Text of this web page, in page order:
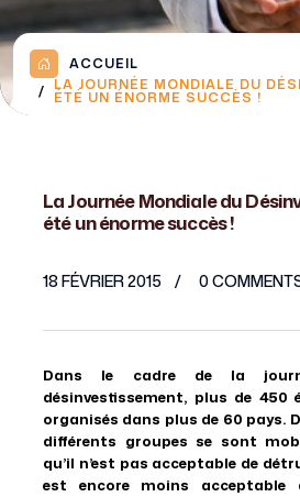
ACCUEIL
LA JOURNÉE MONDIALE DU
ÉTÉ UN ÉNORME SUCCÈS !
La Journée Mondiale du
été un énorme succès !
18 FÉVRIER 2015 0
Dans le cadre de la
désinvestissement, plus de 450
organisés dans plus de 60 pays.
différents groupes se sont
qu’il n’est pas acceptable de
est encore moins acceptable